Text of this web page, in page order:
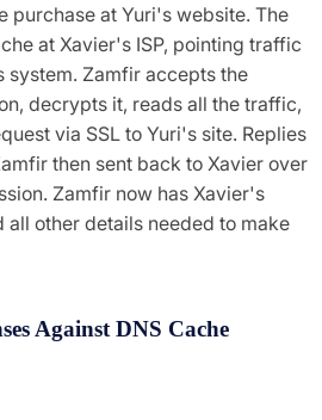
purchase at Yuri's website. The
at Xavier's ISP, pointing traffic
system. Zamfir accepts the
decrypts it, reads all the traffic,
via SSL to Yuri's site. Replies
then sent back to Xavier over
Zamfir now has Xavier's
other details needed to make
Against DNS Cache